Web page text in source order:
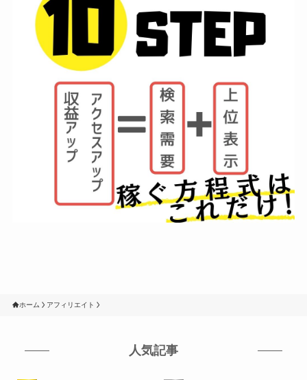
ホーム アフィリエイト
人気記事